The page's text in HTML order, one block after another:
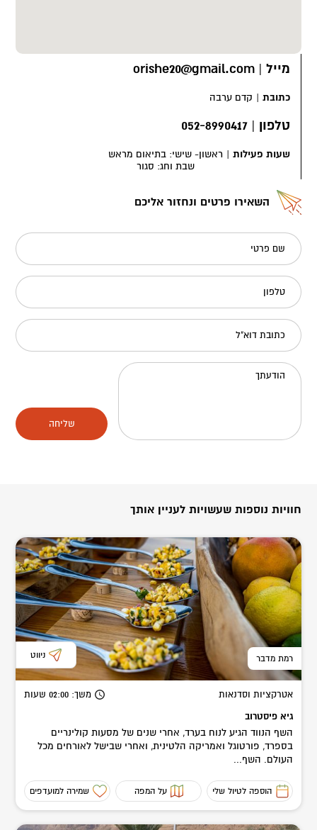
מייל |
orishe20@gmail.com
כתובת | קדם ערבה
טלפון |
052-8990417
שעות פעילות | ראשון- שישי: בתיאום מראש
שבת וחג: סגור
השאירו פרטים ונחזור אליכם
שם פרטי
טלפון
כתובת דוא"ל
הודעתך
שליחה
חוויות נוספות שעשויות לעניין אותך
רמת מדבר ניווט
אטרקציות וסדנאות משך: 02:00 שעות
גיא פיסטרוב
השף הנווד הגיע לנוח בערד, אחרי שנים של מסעות קולינריים
בספרד, פורטוגל ואמריקה הלטינית, ואחרי שבישל לאורחים מכל
העולם. השף...
הוספה לטיול שלי על המפה שמירה למועדפים